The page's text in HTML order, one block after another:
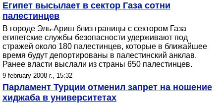
Египет высылает в сектор Газа сотни
палестинцев
В городе Эль-Ариш близ границы с сектором Газа
египетские службы безопасности удерживают под
стражей около 180 палестинцев, которые в ближайшее
время будут депортированы в палестинский анклав.
Ранее власти выслали из страны 650 палестинцев.
9 february 2008 г., 15:32
Парламент Турции отменил запрет на ношение
хиджаба в университетах